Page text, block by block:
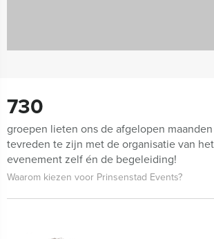
730
groepen lieten ons de afgelopen
tevreden te zijn met de organisatie van
evenement zelf én de begeleiding!
Waarom kiezen voor Prinsenstad Events?